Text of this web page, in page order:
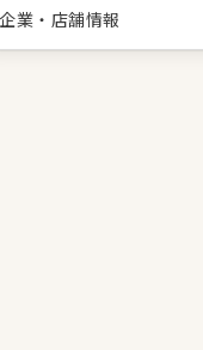
企業・店舗情報